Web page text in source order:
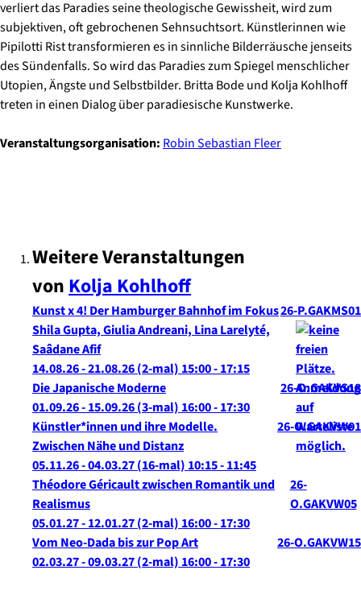
verliert das Paradies seine theologische Gewissheit, wird zum
subjektiven, oft gebrochenen Sehnsuchtsort. Künstlerinnen wie
Pipilotti Rist transformieren es in sinnliche Bilderräusche jenseits
des Sündenfalls. So wird das Paradies zum Spiegel menschlicher
Utopien, Ängste und Selbstbilder. Britta Bode und Kolja Kohlhoff
treten in einen Dialog über paradiesische Kunstwerke.
Veranstaltungsorganisation: Robin Sebastian Fleer
Weitere Veranstaltungen
vonKoljaKohlhoff
Kunst x 4! Der Hamburger Bahnhof im Fokus26-P.GAKMS01
Shila Gupta, Giulia Andreani, Lina Larelyté,
Saâdane Afif
14.08.26 - 21.08.26(2-mal) 15:00- 17:15
Die Japanische Moderne
26-O.GAKVS18
01.09.26 - 15.09.26(3-mal) 16:00- 17:30
Künstler*innen und ihre Modelle.
26-O.GAKVW01
Zwischen Nähe und Distanz
05.11.26 - 04.03.27(16-mal) 10:15- 11:45
Théodore Géricault zwischen Romantik und
Realismus
26-
O.GAKVW05
05.01.27 - 12.01.27(2-mal) 16:00- 17:30
Vom Neo-Dada bis zur Pop Art
26-O.GAKVW15
02.03.27 - 09.03.27(2-mal) 16:00- 17:30